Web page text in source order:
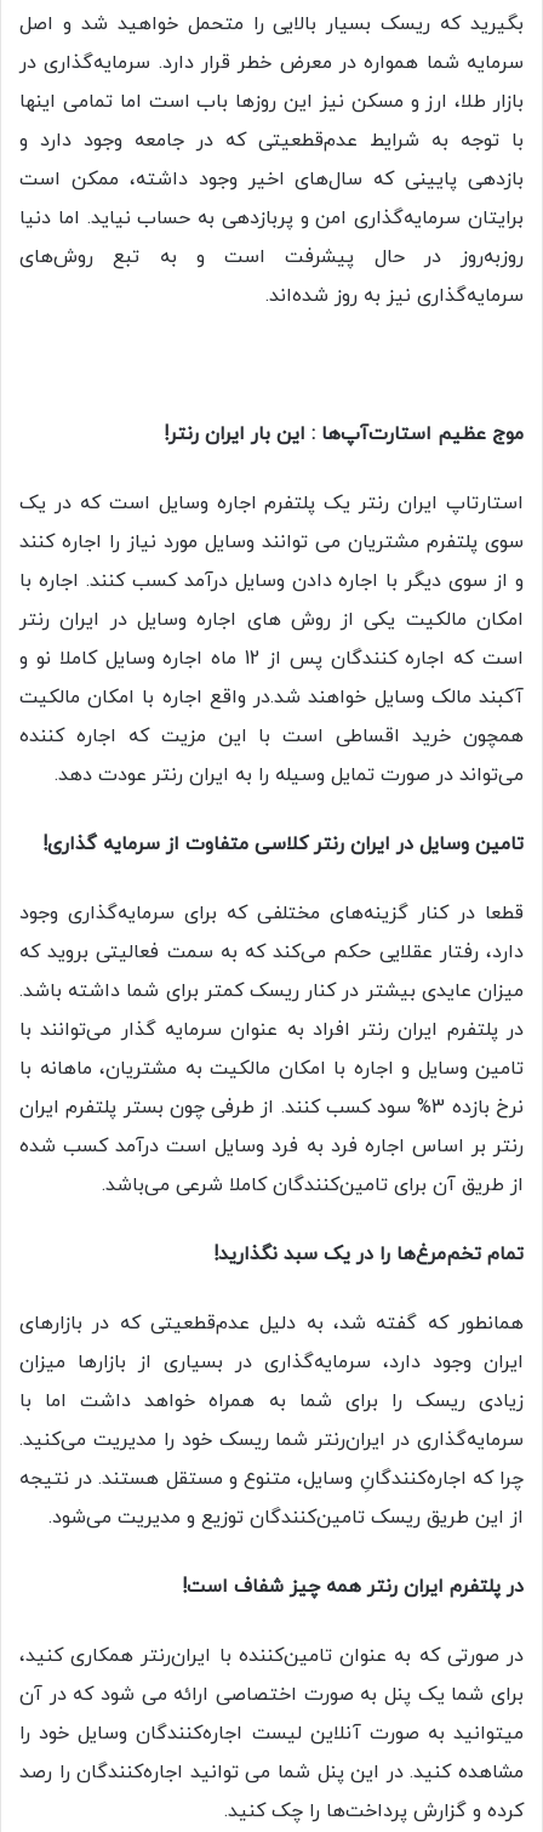
بگیرید که ریسک بسیار بالایی را متحمل خواهید شد و اصل
سرمایه شما همواره در معرض خطر قرار دارد. سرمایه‌گذاری در
بازار طلا، ارز و مسکن نیز این روزها باب است اما تمامی اینها
با توجه به شرایط عدم‌قطعیتی که در جامعه وجود دارد و
بازدهی پایینی که سال‌های اخیر وجود داشته، ممکن است
برایتان سرمایه‌گذاری امن و پربازدهی به حساب نیاید. اما دنیا
روزبه‌روز در حال پیشرفت است و به تبع روش‌های
سرمایه‌گذاری نیز به روز شده‌اند.
موج عظیم استارت‌آپ‌ها : این بار ایران رنتر!
استارتاپ ایران رنتر یک پلتفرم اجاره وسایل است که در یک
سوی پلتفرم مشتریان می توانند وسایل مورد نیاز را اجاره کنند
و از سوی دیگر با اجاره دادن وسایل درآمد کسب کنند. اجاره با
امکان مالکیت یکی از روش های اجاره وسایل در ایران رنتر
است که اجاره کنندگان پس از 12 ماه اجاره وسایل کاملا نو و
آکبند مالک وسایل خواهند شد.در واقع اجاره با امکان مالکیت
همچون خرید اقساطی است با این مزیت که اجاره کننده
می‌تواند در صورت تمایل وسیله را به ایران رنتر عودت دهد.
تامین وسایل در ایران رنتر کلاسی متفاوت از سرمایه گذاری!
قطعا در کنار گزینه‌های مختلفی که برای سرمایه‌گذاری وجود
دارد، رفتار عقلایی حکم می‌کند که به سمت فعالیتی بروید که
میزان عایدی بیشتر در کنار ریسک کمتر برای شما داشته باشد.
در پلتفرم ایران رنتر افراد به عنوان سرمایه گذار می‌توانند با
تامین وسایل و اجاره با امکان مالکیت به مشتریان، ماهانه با
نرخ بازده 3% سود کسب کنند. از طرفی چون بستر پلتفرم ایران
رنتر بر اساس اجاره فرد به فرد وسایل است درآمد کسب شده
از طریق آن برای تامین‌کنندگان کاملا شرعی می‌باشد.
تمام تخم‌مرغ‌ها را در یک سبد نگذارید!
همانطور که گفته شد، به دلیل عدم‌قطعیتی که در بازارهای
ایران وجود دارد، سرمایه‌گذاری در بسیاری از بازارها میزان
زیادی ریسک را برای شما به همراه خواهد داشت اما با
سرمایه‌گذاری در ایران‌رنتر شما ریسک خود را مدیریت می‌کنید.
چرا که اجاره‌کنندگانِ وسایل، متنوع و مستقل هستند. در نتیجه
از این طریق ریسک تامین‌کنندگان توزیع و مدیریت می‌شود.
در پلتفرم ایران رنتر همه چیز شفاف است!
در صورتی که به عنوان تامین‌کننده با ایران‌رنتر همکاری کنید،
برای شما یک پنل به صورت اختصاصی ارائه می شود که در آن
میتوانید به صورت آنلاین لیست اجاره‌کنندگان وسایل خود را
مشاهده کنید. در این پنل شما می توانید اجاره‌کنندگان را رصد
کرده و گزارش پرداخت‌ها را چک کنید.